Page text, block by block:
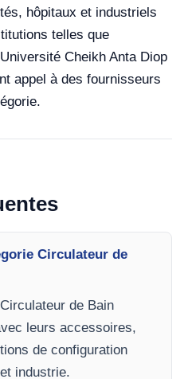
hôpitaux et industriels
telles que
Cheikh Anta Diop
appel à des fournisseurs
Circulateur de
de Bain
leurs accessoires,
de configuration
industrie.